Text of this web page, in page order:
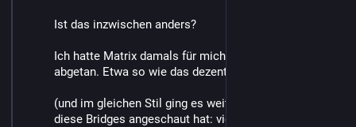
Ist das inzwischen anders?
Ich hatte Matrix damals für mich als Vaporware
abgetan. Etwa so wie das dezentrale Bluesky... :D
(und im gleichen Stil ging es weiter, wenn man sich
diese Bridges angeschaut hat: viel versprochen, nix